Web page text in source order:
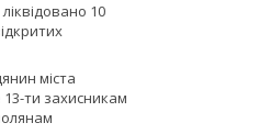
10
міста
ти захисникам